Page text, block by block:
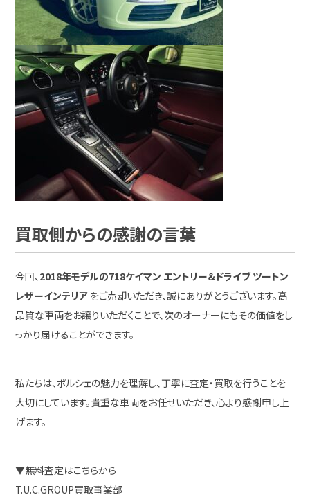
買取側からの感謝の言葉
今回、2018年モデルの718ケイマン エントリー＆ドライブ ツートン
レザーインテリア をご売却いただき、誠にありがとうございます。高
品質な車両をお譲りいただくことで、次のオーナーにもその価値をし
っかり届けることができます。
私たちは、ポルシェの魅力を理解し、丁寧に査定・買取を行うことを
大切にしています。貴重な車両をお任せいただき、心より感謝申し上
げます。
▼無料査定はこちらから
T.U.C.GROUP買取事業部